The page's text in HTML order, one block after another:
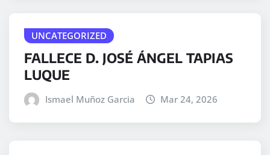
UNCATEGORIZED
FALLECE D. JOSÉ ÁNGEL TAPIAS
LUQUE
Ismael Muñoz Garcia Mar 24, 2026